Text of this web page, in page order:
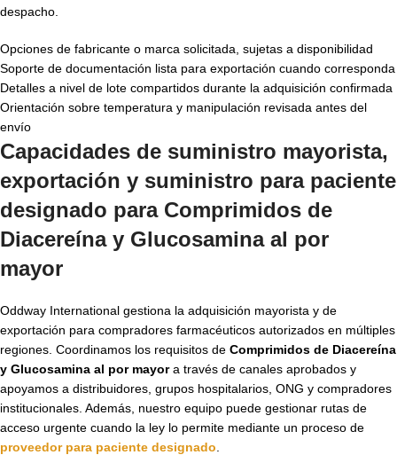
despacho.
Opciones de fabricante o marca solicitada, sujetas a disponibilidad
Soporte de documentación lista para exportación cuando corresponda
Detalles a nivel de lote compartidos durante la adquisición confirmada
Orientación sobre temperatura y manipulación revisada antes del
envío
Capacidades de suministro mayorista,
exportación y suministro para paciente
designado para Comprimidos de
Diacereína y Glucosamina al por
mayor
Oddway International gestiona la adquisición mayorista y de
exportación para compradores farmacéuticos autorizados en múltiples
regiones. Coordinamos los requisitos de Comprimidos de Diacereína
y Glucosamina al por mayora través de canales aprobados y
apoyamos a distribuidores, grupos hospitalarios, ONG y compradores
institucionales. Además, nuestro equipo puede gestionar rutas de
acceso urgente cuando la ley lo permite mediante un proceso de
proveedor para paciente designado